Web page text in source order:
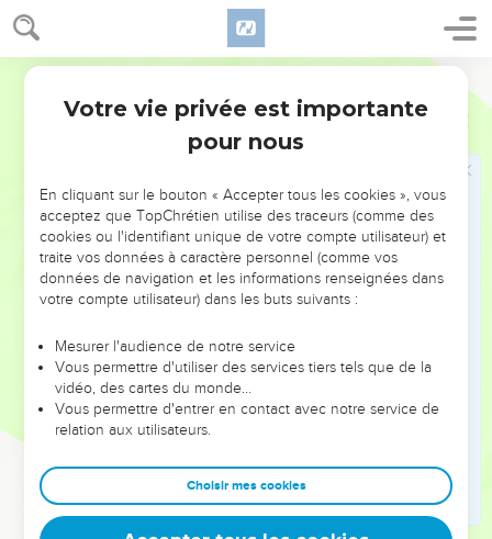
Ezéchiel 28
toi.’ » Ils reconnaîtront que je suis l'Eternel, quand je mettrai
mes jugements en œuvre contre elle, quand je manifesterai
ma sainteté au milieu d'elle.
J'enverrai la peste chez elle et je ferai couler le sang dans
ses rues. Les victimes tomberont au milieu d'elle à cause de
que je suis l'Eternel.
Israël vivra en sécurité
Ainsi, il n’y aura plus, pour la communauté d'Israël,
d’épine qui blesse, de ronce qui fait mal, parmi tous ses
voisins qui la méprisent. Ils reconnaîtront alors que je suis le
Seigneur, l'Eternel.
» Voici ce que dit le Seigneur, l'Eternel : En rassemblant la
communauté d'Israël de tous les peuples chez lesquels elle
yeux des nations. Les Israélites habiteront leur territoire,
celui que j'ai donné à mon serviteur Jacob.
Ils y habiteront en sécurité. Ils construiront des maisons et
Votre vie privée est importante
pour nous
En cliquant sur le bouton « Accepter tous les cookies », vous
acceptez que TopChrétien utilise des traceurs (comme des
cookies ou l'identifiant unique de votre compte utilisateur) et
traite vos données à caractère personnel (comme vos
données de navigation et les informations renseignées dans
votre compte utilisateur) dans les buts suivants :
Mesurer l'audience de notre service
Vous permettre d'utiliser des services tiers tels que de la
vidéo, des cartes du monde…
Vous permettre d'entrer en contact avec notre service de
relation aux utilisateurs.
Choisir mes cookies